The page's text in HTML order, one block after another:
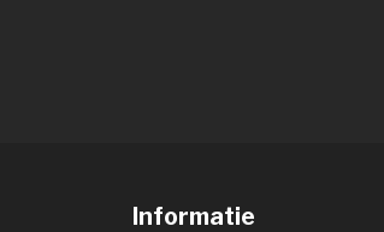
Informatie